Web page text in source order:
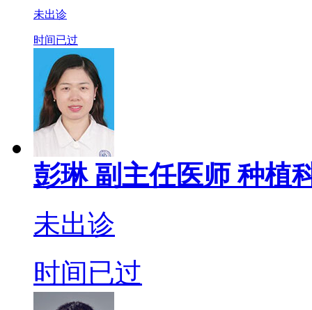
未出诊
时间已过
彭琳 副主任医师种植
未出诊
时间已过